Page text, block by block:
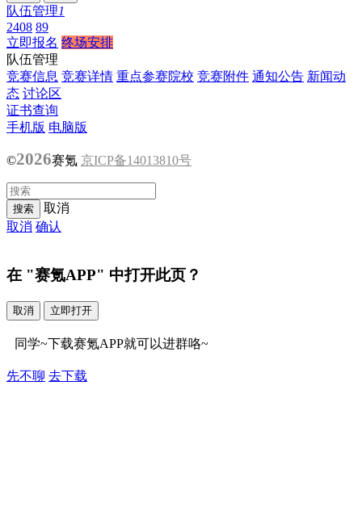
队伍管理1
2408 89
立即报名 终场安排
队伍管理
竞赛信息 竞赛详情 重点参赛院校 竞赛附件 通知公告 新闻动
态 讨论区
证书查询
手机版 电脑版
©2026赛氪 京ICP备14013810号
取消
取消 确认
在 "赛氪APP" 中打开此页？
取消 立即打开
同学~下载赛氪APP就可以进群咯~
先不聊 去下载